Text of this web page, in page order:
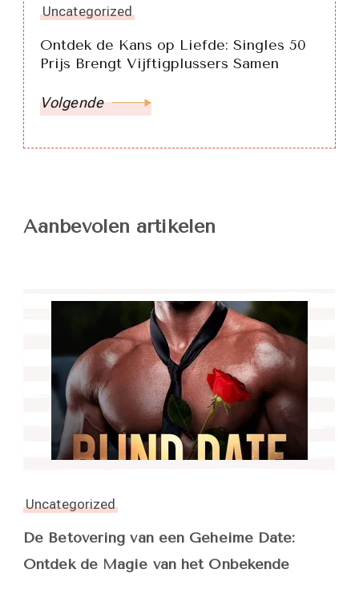
Uncategorized
Ontdek de Kans op Liefde: Singles 50
Prijs Brengt Vijftigplussers Samen
Volgende
Aanbevolen artikelen
Uncategorized
De Betovering van een Geheime Date:
Ontdek de Magie van het Onbekende